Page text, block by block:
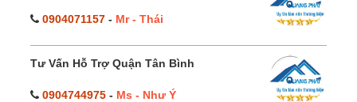
0904071157 - Mr - Thái
Tư Vấn Hỗ Trợ Quận Tân Bình
0904744975 - Ms - Như Ý